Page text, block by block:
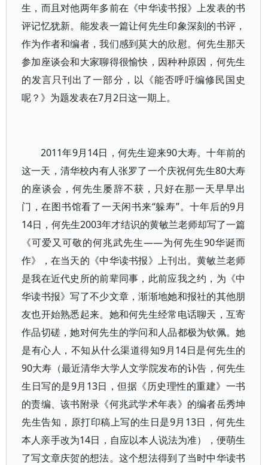
生，而且对他两年多前在《中华读书报》上发表的书
评记忆犹新。能发表一篇让何先生印象深刻的书评，
作为作者和编者，我们感到莫大的欣慰。何先生那天
参加座谈会和大家聊得很愉快，因种种原因，何先生
的发言只刊出了一部分，以《能否呼吁编修民国史
呢？》为题发表在7月2日这一期上。
2011年9月14日，何先生迎来90大寿。十年前的
这一天，清华校内有人张罗了一个庆祝何先生80大寿
的座谈会，何先生屡辞不获，只好在那一天早早出
门，在图书馆看了一天闲书来“躲寿”。十年后的9月
14日，何先生2003年才结识的黄敏兰老师却写了一篇
《可爱又可敬的何兆武先生——为何先生90华诞而
作》，在当天的《中华读书报》上刊出。黄敏兰老师
是我在近代史所的前辈同事，此前应我之约，为《中
华读书报》写了不少文章，渐渐地她和报社的其他朋
友也开始熟悉起来。她和何先生经常电话聊天，互寄
作品切磋，她对何先生的学问和人品都极为钦佩。她
是有心人，不知从什么渠道得知9月14日是何先生的
90大寿（最近清华大学人文学院发布的讣告，何先生
生日写的是9月13日，但据《历史理性的重建》一书
的责编、该书附录《何兆武学术年表》的编者岳秀坤
先生告知，原打印稿上写的生日是9月13日，何先生
本人亲手改为14日，自应以本人说法为准），便萌生
了写文章庆贺的想法。这个想法得到了当时中华读书